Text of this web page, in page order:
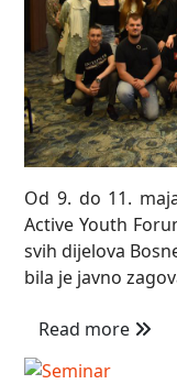
Od 9. do 11.
Active Youth
svih dijelova
bila je javno
Read more